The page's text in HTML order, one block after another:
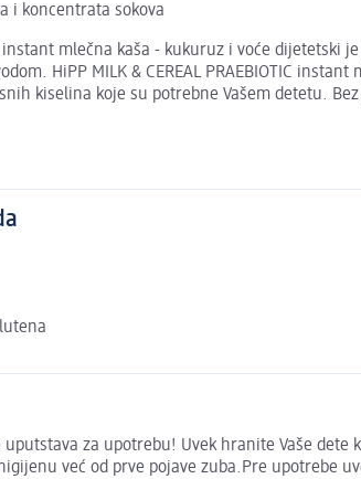
i koncentrata sokova
instant mlečna kaša - kukuruz i voće
HiPP MILK & CEREAL PRAEBIOTIC
kiselina koje su potrebne Vašem detetu.
uputstava za upotrebu! Uvek hranite Vaše
već od prve pojave zuba.Pre upotrebe